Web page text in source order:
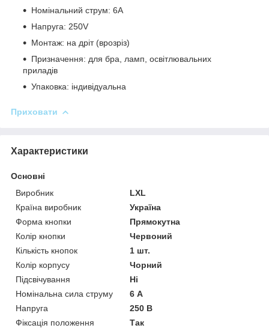
Номінальний струм: 6А
Напруга: 250V
Монтаж: на дріт (врозріз)
Призначення: для бра, ламп, освітлювальних
приладів
Упаковка: індивідуальна
Приховати
Характеристики
Основні
Виробник
LXL
Країна виробник
Україна
Форма кнопки
Прямокутна
Колір кнопки
Червоний
Кількість кнопок
1 шт.
Колір корпусу
Чорний
Підсвічування
Ні
Номінальна сила струму
6 А
Напруга
250 В
Фіксація положення
Так